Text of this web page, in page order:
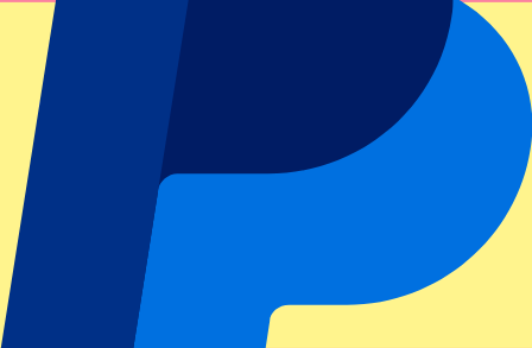
Alle Sportarten
Fußballligen
Champions League